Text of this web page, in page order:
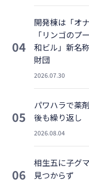
04
開発棟は「オ
「リンゴの
和ビル」新名
財団
2026.07.30
05
パワハラで薬
後も繰り返し
2026.08.04
06
相生五に子グ
見つからず